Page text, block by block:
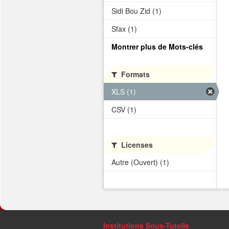
Sidi Bou Zid (1)
Sfax (1)
Montrer plus de Mots-clés
Formats
XLS (1)
CSV (1)
Licenses
Autre (Ouvert) (1)
Institutions Sous-Tutelle